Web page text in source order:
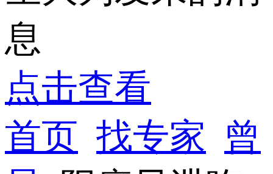
息
点击查看
首页 找专家
曾